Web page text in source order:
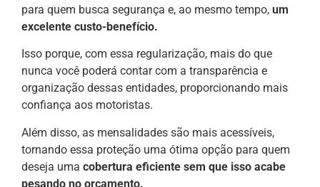
para quem busca segurança e, ao mesmo tempo, um
excelente custo-benefício.
Isso porque, com essa regularização, mais do que
nunca você poderá contar com a transparência e
organização dessas entidades, proporcionando mais
confiança aos motoristas.
Além disso, as mensalidades são mais acessíveis,
tornando essa proteção uma ótima opção para quem
deseja uma cobertura eficiente sem que isso acabe
pesando no orçamento.